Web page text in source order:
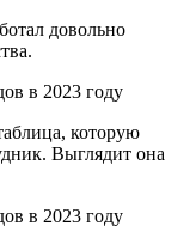
довольно
которую
Выглядит она